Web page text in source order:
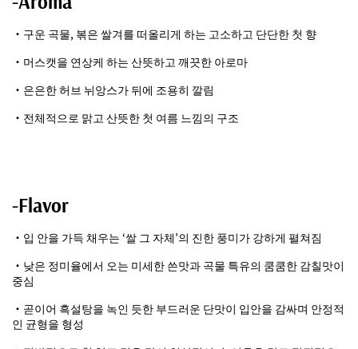
・구운 곡물, 볶은 쌀겨를 떠올리게 하는 고소하고 단단한 첫 향
・머스캣을 연상케 하는 산뜻하고 깨끗한 아로마
・은은한 허브 뉘앙스가 뒤에 조용히 깔림
・전체적으로 맑고 산뜻한 첫 여름 느낌의 구조
-Flavor
・입 안을 가득 채우는 ‘쌀 그 자체’의 진한 풍미가 강하게 펼쳐짐
・낮은 정미율에서 오는 미세한 쓴맛과 곡물 특유의 쿰쿰한 감칠맛이
중심
・곧이어 흑설탕을 녹인 듯한 부드러운 단맛이 입안을 감싸며 안정적
인 균형을 형성